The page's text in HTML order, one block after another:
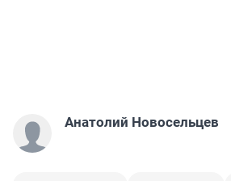
Анатолий Новосельцев